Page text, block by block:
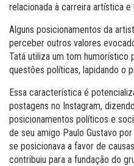
relacionada à carreira artística e
Alguns posicionamentos da
perceber outros valores
Tatá utiliza um tom humorístico
questões políticas, lapidando o
Essa característica é
postagens no Instagram,
posicionamentos políticos e
de seu amigo Paulo Gustavo
se posicionava a favor de
contribuiu para a fundação do